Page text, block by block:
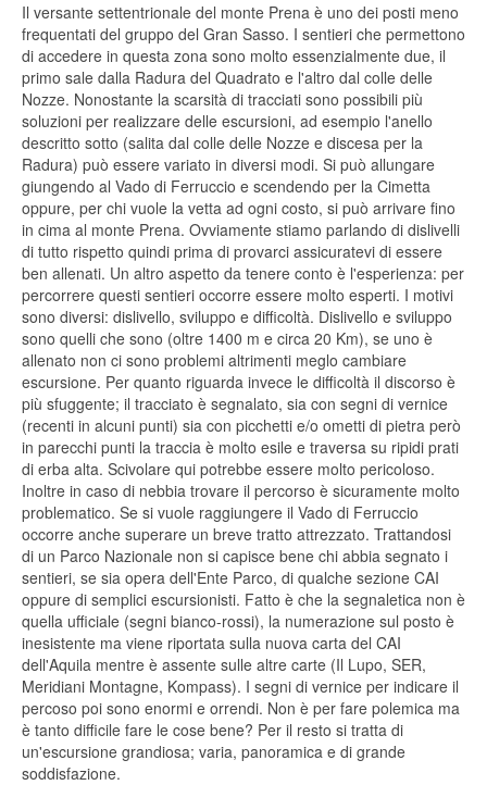
Il versante settentrionale del monte Prena è uno dei posti meno
frequentati del gruppo del Gran Sasso. I sentieri che permettono
di accedere in questa zona sono molto essenzialmente due, il
primo sale dalla Radura del Quadrato e l'altro dal colle delle
Nozze. Nonostante la scarsità di tracciati sono possibili più
soluzioni per realizzare delle escursioni, ad esempio l'anello
descritto sotto (salita dal colle delle Nozze e discesa per la
Radura) può essere variato in diversi modi. Si può allungare
giungendo al Vado di Ferruccio e scendendo per la Cimetta
oppure, per chi vuole la vetta ad ogni costo, si può arrivare fino
in cima al monte Prena. Ovviamente stiamo parlando di dislivelli
di tutto rispetto quindi prima di provarci assicuratevi di essere
ben allenati. Un altro aspetto da tenere conto è l'esperienza: per
percorrere questi sentieri occorre essere molto esperti. I motivi
sono diversi: dislivello, sviluppo e difficoltà. Dislivello e sviluppo
sono quelli che sono (oltre 1400 m e circa 20 Km), se uno è
allenato non ci sono problemi altrimenti meglo cambiare
escursione. Per quanto riguarda invece le difficoltà il discorso è
più sfuggente; il tracciato è segnalato, sia con segni di vernice
(recenti in alcuni punti) sia con picchetti e/o ometti di pietra però
in parecchi punti la traccia è molto esile e traversa su ripidi prati
di erba alta. Scivolare qui potrebbe essere molto pericoloso.
Inoltre in caso di nebbia trovare il percorso è sicuramente molto
problematico. Se si vuole raggiungere il Vado di Ferruccio
occorre anche superare un breve tratto attrezzato. Trattandosi
di un Parco Nazionale non si capisce bene chi abbia segnato i
sentieri, se sia opera dell'Ente Parco, di qualche sezione CAI
oppure di semplici escursionisti. Fatto è che la segnaletica non è
quella ufficiale (segni bianco-rossi), la numerazione sul posto è
inesistente ma viene riportata sulla nuova carta del CAI
dell'Aquila mentre è assente sulle altre carte (Il Lupo, SER,
Meridiani Montagne, Kompass). I segni di vernice per indicare il
percoso poi sono enormi e orrendi. Non è per fare polemica ma
è tanto difficile fare le cose bene? Per il resto si tratta di
un'escursione grandiosa; varia, panoramica e di grande
soddisfazione.